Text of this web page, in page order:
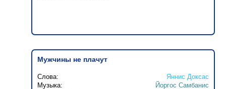
Мужчины не плачут
Слова:
Яннис Доксас
Музыка:
Йоргос Самбанис